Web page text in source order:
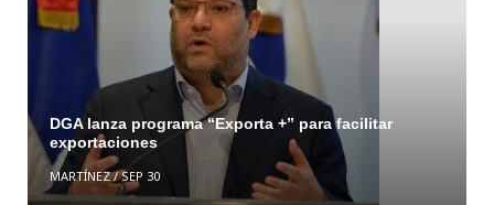
DGA lanza programa “Exporta +” para facilitar
exportaciones
MARTÍNEZ/SEP 30